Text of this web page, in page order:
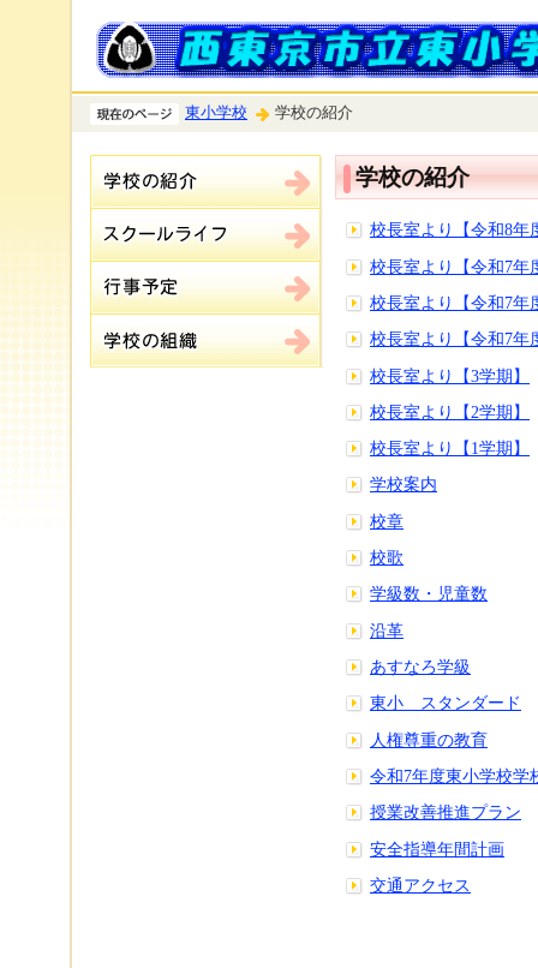
東小学校 学校の紹介
学校の紹介
校長室より【令和8年
校長室より【令和7年
校長室より【令和7年
校長室より【令和7年
校長室より【3学期】
校長室より【2学期】
校長室より【1学期】
学校案内
校章
校歌
学級数・児童数
沿革
あすなろ学級
東小 スタンダード
人権尊重の教育
令和7年度東小学校学
授業改善推進プラン
安全指導年間計画
交通アクセス